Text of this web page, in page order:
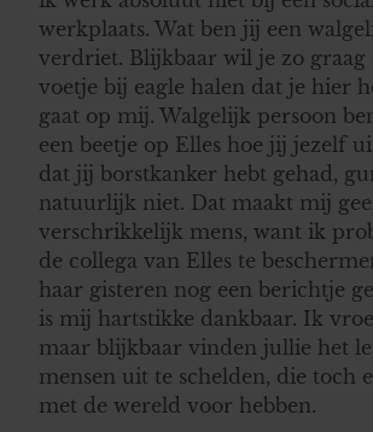
werkplaats. Wat ben jij een
verdriet. Blijkbaar wil je zo graag
voetje bij eagle halen dat je hier
gaat op mij. Walgelijk persoon
een beetje op Elles hoe jij jezelf
dat jij borstkanker hebt gehad,
natuurlijk niet. Dat maakt mij
verschrikkelijk mens, want ik
de collega van Elles te
haar gisteren nog een berichtje
is mij hartstikke dankbaar. Ik
maar blijkbaar vinden jullie het
mensen uit te schelden, die toch
met de wereld voor hebben.